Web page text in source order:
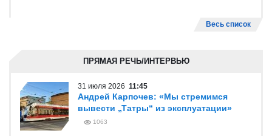
Весь список
ПРЯМАЯ РЕЧЬ/ИНТЕРВЬЮ
31 июля 2026 11:45
Андрей Карпочев: «Мы стремимся
вывести „Татры“ из эксплуатации»
1063